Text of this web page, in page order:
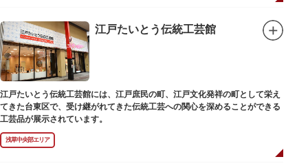
江戸たいとう伝統工芸館
江戸たいとう伝統工芸館には、江戸庶民の町、江戸文化発祥の町として栄え
てきた台東区で、受け継がれてきた伝統工芸への関心を深めることができる
工芸品が展示されています。
浅草中央部エリア